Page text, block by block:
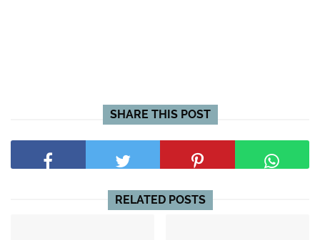
SHARE THIS POST
RELATED POSTS